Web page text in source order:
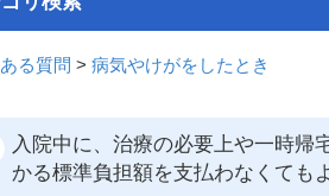
る質問 > 病気やけがをしたとき
入院中に、治療の必要上や一時帰
かる標準負担額を支払わなくても